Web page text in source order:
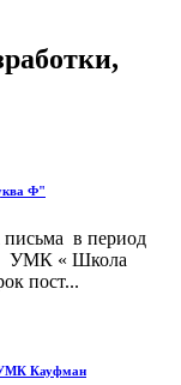
Ф"
письма в период
УМК « Школа
пост...
УМК Кауфман